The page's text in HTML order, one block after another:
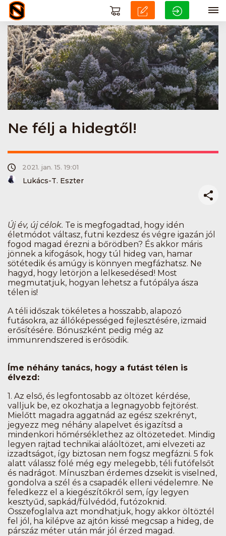
Ne félj a hidegtől!
2021. jan. 15. 19:01
Lukács-T. Eszter
Új év, új célok. Te is megfogadtad, hogy idén
életmódot váltasz, futni kezdesz és végre igazán jól
fogod magad érezni a bőrödben? És akkor máris
jönnek a kifogások, hogy túl hideg van, hamar
sötétedik és amúgy is könnyen megfázhatsz. Ne
hagyd, hogy letörjön a lelkesedésed! Most
megmutatjuk, hogyan lehetsz a futópálya ásza
télen is!
A téli időszak tökéletes a hosszabb, alapozó
futásokra, az állóképességed fejlesztésére, izmaid
erősítésére. Bónuszként pedig még az
immunrendszered is erősödik.
Íme néhány tanács, hogy a futást télen is
élvezd:
1. Az első, és legfontosabb az öltözet kérdése,
valljuk be, ez okozhatja a legnagyobb fejtörést.
Mielőtt magadra aggatnád az egész szekrényt,
jegyezz meg néhány alapelvet és igazítsd a
mindenkori hőmérséklethez az öltözetedet. Mindig
legyen rajtad technikai aláöltözet, ami elvezeti az
izzadtságot, így biztosan nem fogsz megfázni. 5 fok
alatt válassz fölé még egy melegebb, téli futófelsőt
és nadrágot. Mínuszban érdemes dzsekit is viselned,
gondolva a szél és a csapadék elleni védelemre. Ne
feledkezz el a kiegészítőkről sem, így legyen
kesztyűd, sapkád/fülvédőd, futózoknid.
Összefoglalva azt mondhatjuk, hogy akkor öltöztél
fel jól, ha kilépve az ajtón kissé megcsap a hideg, de
párszáz méter után már jól érzed magad.